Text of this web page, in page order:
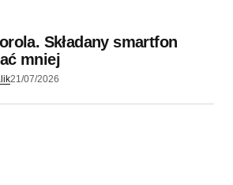
Składany smartfon
mniej
21/07/2026